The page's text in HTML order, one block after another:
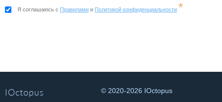
Я соглашаюсь с Правилами и Политикой конфиденциальности *
IOctopus
© 2020-2026 IOctopus